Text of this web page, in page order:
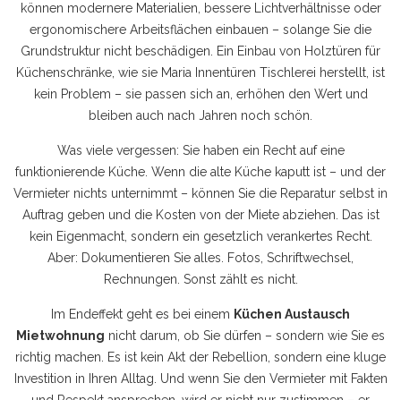
können modernere Materialien, bessere Lichtverhältnisse oder
ergonomischere Arbeitsflächen einbauen – solange Sie die
Grundstruktur nicht beschädigen. Ein Einbau von Holztüren für
Küchenschränke, wie sie Maria Innentüren Tischlerei herstellt, ist
kein Problem – sie passen sich an, erhöhen den Wert und
bleiben auch nach Jahren noch schön.
Was viele vergessen: Sie haben ein Recht auf eine
funktionierende Küche. Wenn die alte Küche kaputt ist – und der
Vermieter nichts unternimmt – können Sie die Reparatur selbst in
Auftrag geben und die Kosten von der Miete abziehen. Das ist
kein Eigenmacht, sondern ein gesetzlich verankertes Recht.
Aber: Dokumentieren Sie alles. Fotos, Schriftwechsel,
Rechnungen. Sonst zählt es nicht.
Im Endeffekt geht es bei einem Küchen Austausch
Mietwohnung nicht darum, ob Sie dürfen – sondern wie Sie es
richtig machen. Es ist kein Akt der Rebellion, sondern eine kluge
Investition in Ihren Alltag. Und wenn Sie den Vermieter mit Fakten